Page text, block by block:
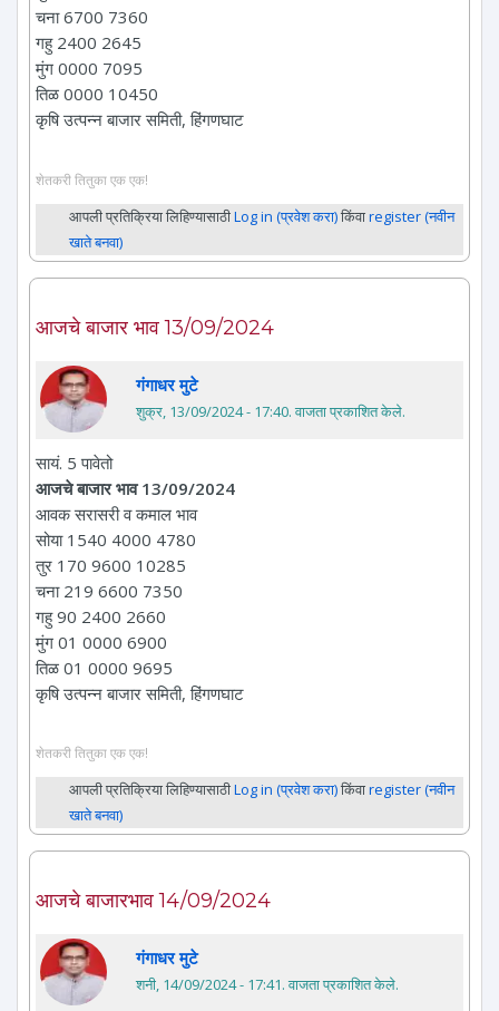
चना 6700 7360
गहु 2400 2645
मुंग 0000 7095
तिळ 0000 10450
कृषि उत्पन्न बाजार समिती, हिंगणघाट
शेतकरी तितुका एक एक!
आपली प्रतिक्रिया लिहिण्यासाठीLog in (प्रवेश करा)किंवाregister (नवीन
खाते बनवा)
आजचे बाजार भाव 13/09/2024
गंगाधर मुटे
शुक्र, 13/09/2024 - 17:40. वाजता प्रकाशित केले.
सायं. 5 पावेतो
आजचे बाजार भाव 13/09/2024
आवक सरासरी व कमाल भाव
सोया 1540 4000 4780
तुर 170 9600 10285
चना 219 6600 7350
गहु 90 2400 2660
मुंग 01 0000 6900
तिळ 01 0000 9695
कृषि उत्पन्न बाजार समिती, हिंगणघाट
शेतकरी तितुका एक एक!
आपली प्रतिक्रिया लिहिण्यासाठीLog in (प्रवेश करा)किंवाregister (नवीन
खाते बनवा)
आजचे बाजारभाव 14/09/2024
गंगाधर मुटे
शनी, 14/09/2024 - 17:41. वाजता प्रकाशित केले.